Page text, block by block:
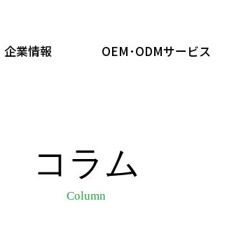
企業情報 OEM･ODMサービス
コラム
Column